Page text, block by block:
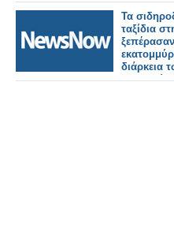
Τα
ταξίδια
διάρκεια
διακοπών